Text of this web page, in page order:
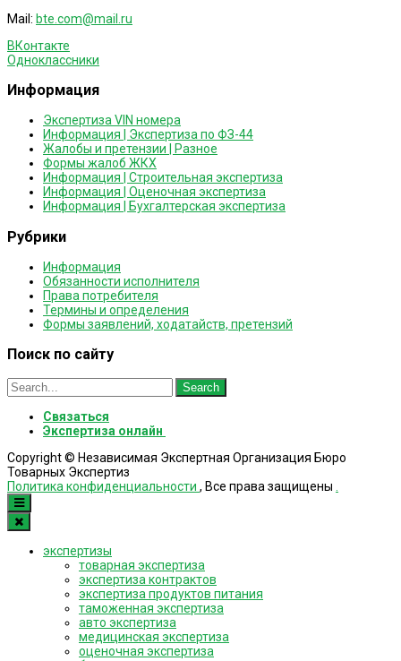
Mail: bte.com@mail.ru
ВКонтакте
Одноклассники
Информация
Экспертиза VIN номера
Информация | Экспертиза по ФЗ-44
Жалобы и претензии | Разное
Формы жалоб ЖКХ
Информация | Строительная экспертиза
Информация | Оценочная экспертиза
Информация | Бухгалтерская экспертиза
Рубрики
Информация
Обязанности исполнителя
Права потребителя
Термины и определения
Формы заявлений, ходатайств, претензий
Поиск по сайту
Search
for:
Связаться
Экспертиза онлайн
Copyright © Независимая Экспертная Организация Бюро
Товарных Экспертиз
Политика конфиденциальности , Все права защищены
экспертизы
товарная экспертиза
экспертиза контрактов
экспертиза продуктов питания
таможенная экспертиза
авто экспертиза
медицинская экспертиза
оценочная экспертиза